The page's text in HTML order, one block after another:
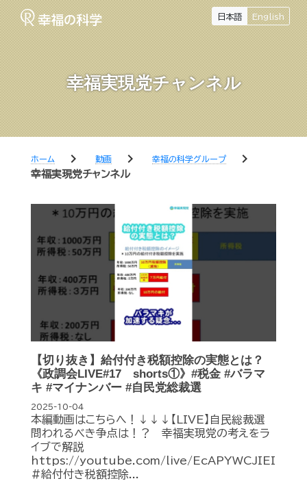
日本語 English
幸福実現党チャンネル
ホーム chevron_right 動画 chevron_right 幸福の科学グループ chevron_right
幸福実現党チャンネル
【切り抜き】給付付き税額控除の実態とは？
《政調会LIVE#17 shorts①》#税金 #バラマ
キ #マイナンバー #自民党総裁選
2025-10-04
本編動画はこちらへ！↓↓↓【LIVE】自民総裁選
問われるべき争点は！？ 幸福実現党の考えをラ
イブで解説
https://youtube.com/live/EcAPYWCJIEI
#給付付き税額控除...